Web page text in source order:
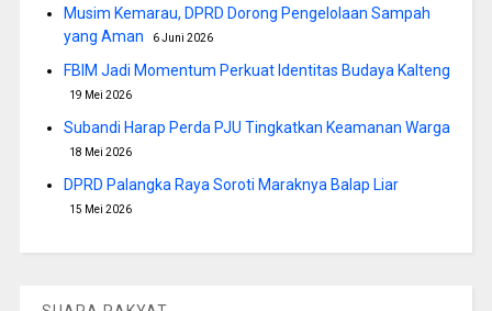
Musim Kemarau, DPRD Dorong Pengelolaan Sampah
yang Aman
6 Juni 2026
FBIM Jadi Momentum Perkuat Identitas Budaya Kalteng
19 Mei 2026
Subandi Harap Perda PJU Tingkatkan Keamanan Warga
18 Mei 2026
DPRD Palangka Raya Soroti Maraknya Balap Liar
15 Mei 2026